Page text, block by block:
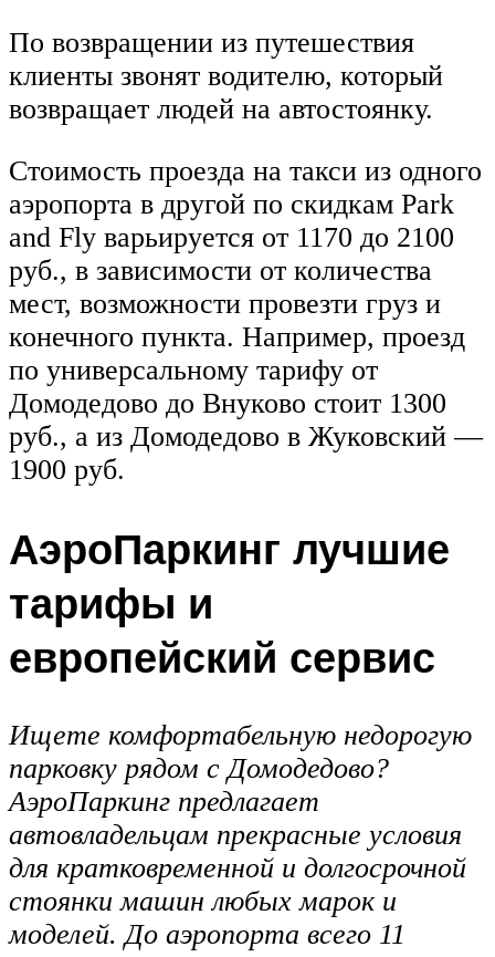
По возвращении из путешествия
клиенты звонят водителю, который
возвращает людей на автостоянку.
Стоимость проезда на такси из одного
аэропорта в другой по скидкам Park
and Fly варьируется от 1170 до 2100
руб., в зависимости от количества
мест, возможности провезти груз и
конечного пункта. Например, проезд
по универсальному тарифу от
Домодедово до Внуково стоит 1300
руб., а из Домодедово в Жуковский —
1900 руб.
АэроПаркинг лучшие
тарифы и
европейский сервис
Ищете комфортабельную недорогую
парковку рядом с Домодедово?
АэроПаркинг предлагает
автовладельцам прекрасные условия
для кратковременной и долгосрочной
стоянки машин любых марок и
моделей. До аэропорта всего 11